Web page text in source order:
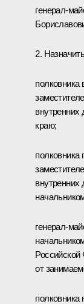
генерал-
2.
полковника
внутренних
краю;
внутренних
генерал-
Российской
от